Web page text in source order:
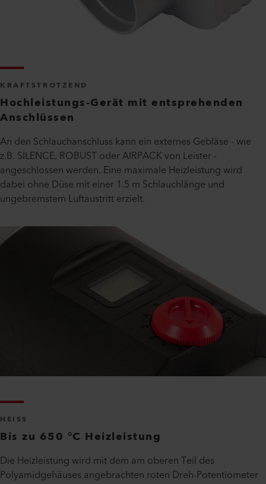
KRAFTSTROTZEND
Hochleistungs-Gerät mit entsprehenden
Anschlüssen
An den Schlauchanschluss kann ein externes Gebläse - wie
z.B. SILENCE, ROBUST oder AIRPACK von Leister -
angeschlossen werden. Eine maximale Heizleistung wird
dabei ohne Düse mit einer 1.5 m Schlauchlänge und
ungebremstem Luftaustritt erzielt.
HEISS
Bis zu 650 °C Heizleistung
Die Heizleistung wird mit dem am oberen Teil des
Polyamidgehäuses angebrachten roten Dreh-Potentiometer